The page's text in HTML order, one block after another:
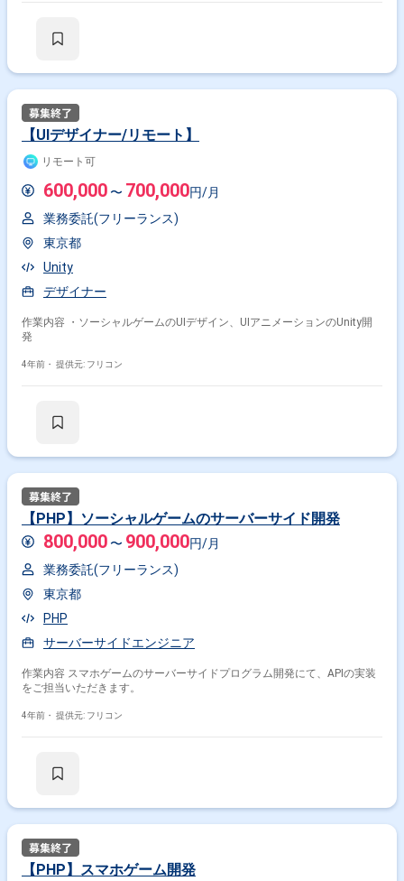
【UIデザイナー/リモート】
リモート可
600,000 〜 700,000円/月
業務委託(フリーランス)
東京都
Unity
デザイナー
作業内容 ・ソーシャルゲームのUIデザイン、UIアニメーションのUnity開
発
4年前・ 提供元: フリコン
【PHP】ソーシャルゲームのサーバーサイド開発
800,000 〜 900,000円/月
業務委託(フリーランス)
東京都
PHP
サーバーサイドエンジニア
作業内容 スマホゲームのサーバーサイドプログラム開発にて、APIの実装
をご担当いただきます。
4年前・ 提供元: フリコン
【PHP】スマホゲーム開発